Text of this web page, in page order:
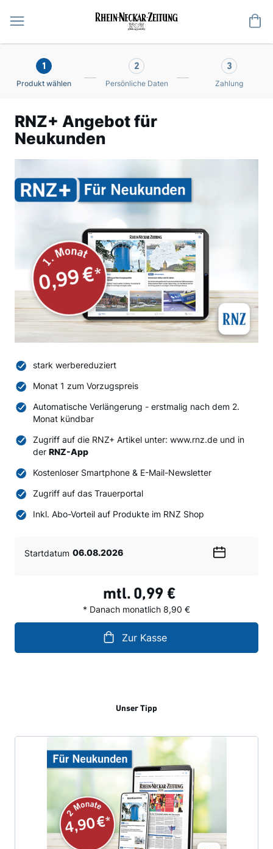
1
Produkt wählen
2
Persönliche Daten
3
Zahlung
RNZ+ Angebot für
Neukunden
stark werbereduziert
Monat 1 zum Vorzugspreis
Automatische Verlängerung - erstmalig nach dem 2.
Monat kündbar
Zugriff auf die RNZ+ Artikel unter: www.rnz.de und in
der RNZ-App
Kostenloser Smartphone & E-Mail-Newsletter
Zugriff auf das Trauerportal
Inkl. Abo-Vorteil auf Produkte im RNZ Shop
Startdatum
mtl. 0,99 €
* Danach monatlich 8,90 €
Zur Kasse
Unser Tipp